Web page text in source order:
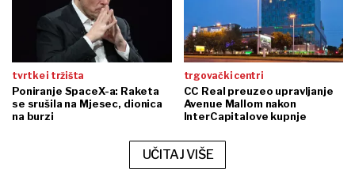
tvrtke i tržišta
Poniranje SpaceX-a: Raketa
se srušila na Mjesec, dionica
na burzi
trgovački centri
CC Real preuzeo upravljanje
Avenue Mallom nakon
InterCapitalove kupnje
UČITAJ VIŠE